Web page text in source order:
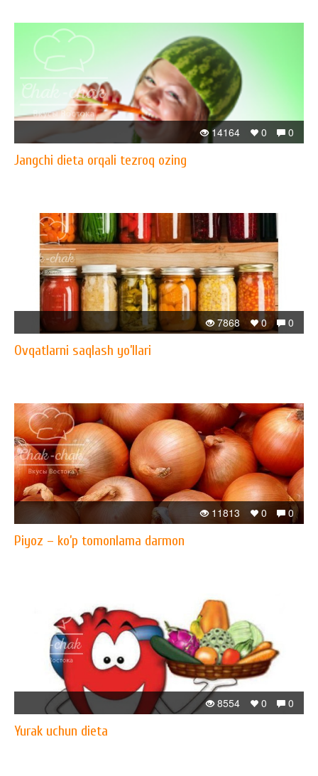
0
0
14164
Jangchi dieta orqali tezroq ozing
0
0
7868
Ovqatlarni saqlash yo’llari
0
0
11813
Piyoz – ko’p tomonlama darmon
0
0
8554
Yurak uchun dieta